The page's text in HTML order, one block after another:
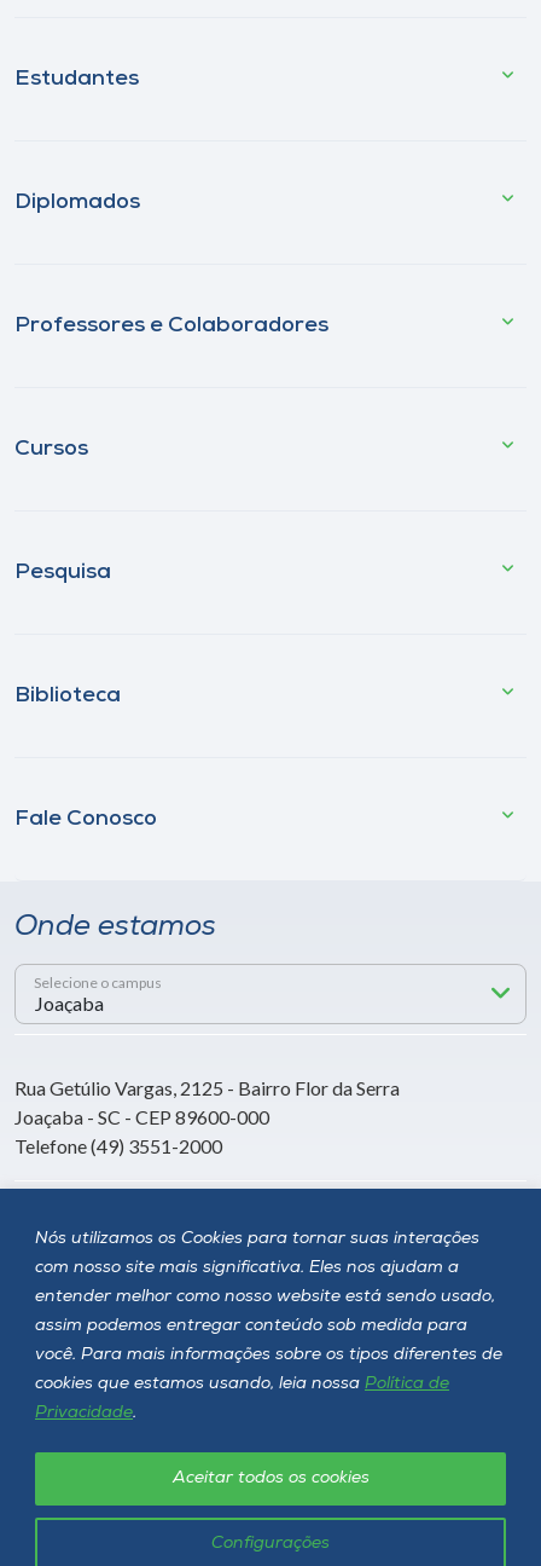
Nós utilizamos os Cookies para tornar suas interações
com nosso site mais significativa. Eles nos ajudam a
entender melhor como nosso website está sendo usado,
assim podemos entregar conteúdo sob medida para
você. Para mais informações sobre os tipos diferentes de
cookies que estamos usando, leia nossa Política de
Privacidade.
Configurações
Aceitar todos os cookies
Estudantes
Diplomados
Professores e Colaboradores
Cursos
Pesquisa
Biblioteca
Fale Conosco
Onde estamos
Selecione o campus
Rua Getúlio Vargas, 2125 - Bairro Flor da Serra
Joaçaba - SC - CEP 89600-000
Telefone (49) 3551-2000
Siga a Unoesc
Unoesc © 2026 - Todos os direitos reservados
Política de privacidade LGPD